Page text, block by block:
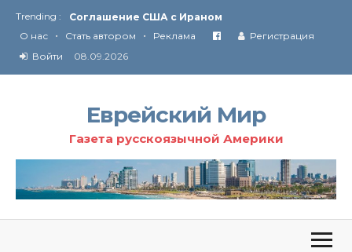
Trending :
Соглашение США с Ираном
Технология Революции в Иране
О нас • Стать автором • Реклама
Регистрация
Войти
08.09.2026
Еврейский Мир
Газета русскоязычной Америки